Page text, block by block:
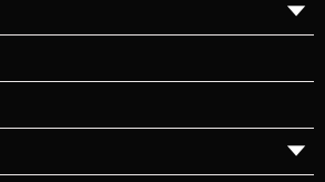
▼
▼